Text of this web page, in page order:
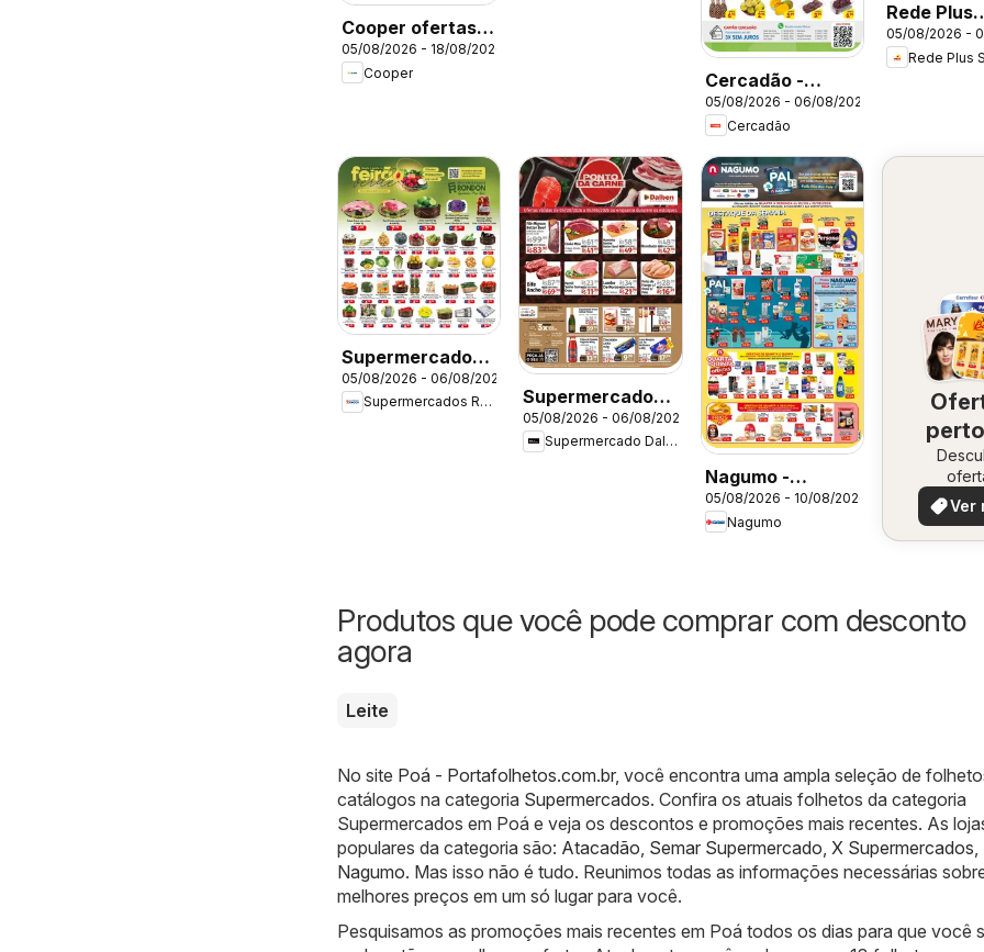
Cooper ofertas
Quinzenal
05/08/2026 - 18/08/2026
Cooper
Cercadão -
Ofertas da
semana
05/08/2026 - 06/08/2026
Cercadão
Rede Plus
Ofertas da
05/08/2026 -
Supermercados
Rondon - Ofertas
da semana
05/08/2026 - 06/08/2026
Supermercados Rondon
Supermercado
Dalben - Ofertas
da semana
05/08/2026 - 06/08/2026
Supermercado Dalben
Nagumo -
Ofertas da
semana
05/08/2026 - 10/08/2026
Nagumo
Ver
Produtos que você pode comprar com desconto
agora
Leite
No site Poá - Portafolhetos.com.br, você encontra uma ampla seleção de
catálogos na categoria Supermercados. Confira os atuais folhetos da categoria
Supermercados em Poá e veja os descontos e promoções mais recentes. As
populares da categoria são: Atacadão, Semar Supermercado, X Supermercados,
Nagumo. Mas isso não é tudo. Reunimos todas as informações necessárias
melhores preços em um só lugar para você.
Pesquisamos as promoções mais recentes em Poá todos os dias para que você